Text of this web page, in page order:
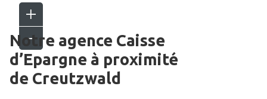
Notre agence Caisse
d’Epargne à proximité
de Creutzwald